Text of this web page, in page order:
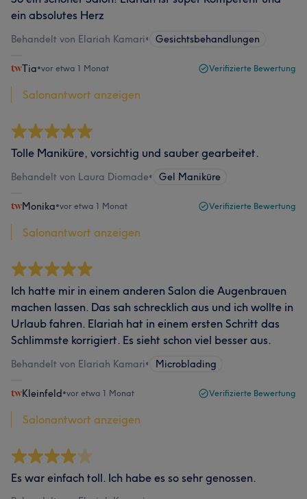
ein absolutes Herz
Behandelt von Elariah Kamari• Gesichtsbehandlungen
Tia•vor etwa 1 Monat Verifizierte Bewertung
Salonantwort anzeigen
Tolle Maniküre, vorsichtig und sauber gearbeitet.
Behandelt von Laura Diomade• Gel Maniküre
Monika•vor etwa 1 Monat Verifizierte Bewertung
Salonantwort anzeigen
Ich hatte mir in einem anderen Salon die Augenbrauen
machen lassen. Das sah schrecklich aus und ich wollte in
Urlaub fahren. Elariah hat in einem ersten Schritt das
Schlimmste korrigiert. Es sieht schon viel besser aus.
Behandelt von Elariah Kamari• Microblading
Kleinfeld•vor etwa 1 Monat Verifizierte Bewertung
Salonantwort anzeigen
Es war einfach toll. Ich habe es so sehr genossen.